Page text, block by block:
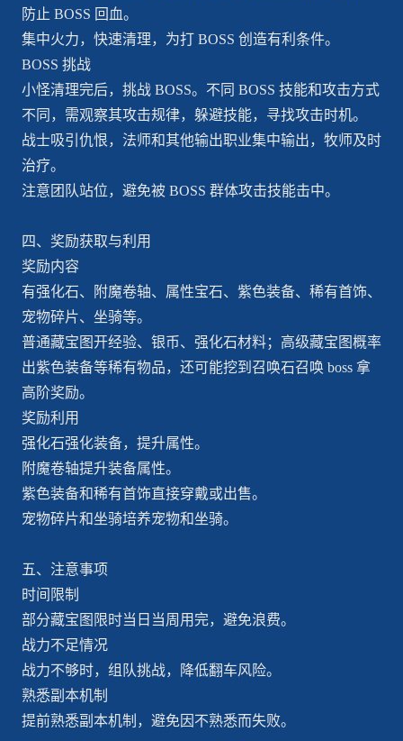
防止 BOSS 回血。
集中火力，快速清理，为打 BOSS 创造有利条件。
BOSS 挑战
小怪清理完后，挑战 BOSS。不同 BOSS 技能和攻击方式
不同，需观察其攻击规律，躲避技能，寻找攻击时机。
战士吸引仇恨，法师和其他输出职业集中输出，牧师及时
治疗。
注意团队站位，避免被 BOSS 群体攻击技能击中。
四、奖励获取与利用
奖励内容
有强化石、附魔卷轴、属性宝石、紫色装备、稀有首饰、
宠物碎片、坐骑等。
普通藏宝图开经验、银币、强化石材料；高级藏宝图概率
出紫色装备等稀有物品，还可能挖到召唤石召唤 boss 拿
高阶奖励。
奖励利用
强化石强化装备，提升属性。
附魔卷轴提升装备属性。
紫色装备和稀有首饰直接穿戴或出售。
宠物碎片和坐骑培养宠物和坐骑。
五、注意事项
时间限制
部分藏宝图限时当日当周用完，避免浪费。
战力不足情况
战力不够时，组队挑战，降低翻车风险。
熟悉副本机制
提前熟悉副本机制，避免因不熟悉而失败。